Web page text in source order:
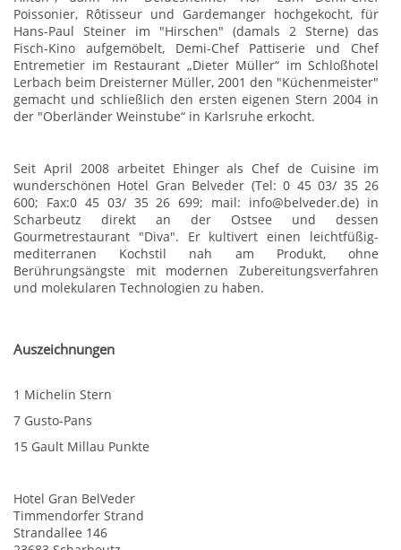
Poissonier, Rôtisseur und Gardemanger hochgekocht, für
Hans-Paul Steiner im "Hirschen" (damals 2 Sterne) das
Fisch-Kino aufgemöbelt, Demi-Chef Pattiserie und Chef
Entremetier im Restaurant „Dieter Müller“ im Schloßhotel
Lerbach beim Dreisterner Müller, 2001 den "Küchenmeister"
gemacht und schließlich den ersten eigenen Stern 2004 in
der "Oberländer Weinstube“ in Karlsruhe erkocht.
Seit April 2008 arbeitet Ehinger als Chef de Cuisine im
wunderschönen Hotel Gran Belveder (Tel: 0 45 03/ 35 26
600; Fax:0 45 03/ 35 26 699; mail: info@belveder.de) in
Scharbeutz direkt an der Ostsee und dessen
Gourmetrestaurant "Diva". Er kultivert einen leichtfüßig-
mediterranen Kochstil nah am Produkt, ohne
Berührungsängste mit modernen Zubereitungsverfahren
und molekularen Technologien zu haben.
Auszeichnungen
1 Michelin Stern
7 Gusto-Pans
15 Gault Millau Punkte
Hotel Gran BelVeder
Timmendorfer Strand
Strandallee 146